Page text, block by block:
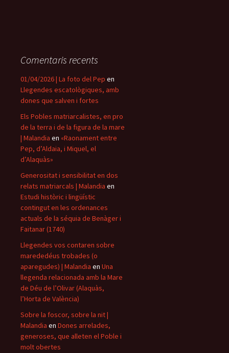
Comentaris recents
01/04/2026 | La foto del Pep en
Llegendes escatològiques, amb
dones que salven i fortes
Els Pobles matriarcalistes, en pro
de la terra i de la figura de la mare
| Malandia en «Raonament entre
Pep, d’Aldaia, i Miquel, el
d’Alaquàs»
Generositat i sensibilitat en dos
relats matriarcals | Malandia en
Estudi històric i lingüístic
contingut en les ordenances
actuals de la séquia de Benàger i
Faitanar (1740)
Llegendes vos contaren sobre
marededéus trobades (o
aparegudes) | Malandia en Una
llegenda relacionada amb la Mare
de Déu de l’Olivar (Alaquàs,
l’Horta de València)
Sobre la foscor, sobre la nit |
Malandia en Dones arrelades,
generoses, que alleten el Poble i
molt obertes